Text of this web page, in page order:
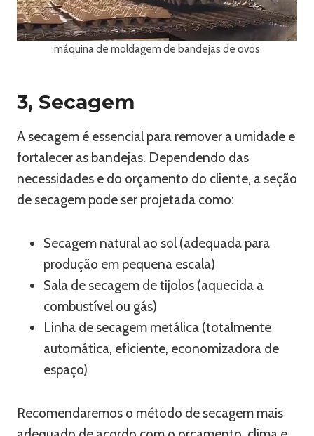
máquina de moldagem de bandejas de ovos
3, Secagem
A secagem é essencial para remover a umidade e
fortalecer as bandejas. Dependendo das
necessidades e do orçamento do cliente, a seção
de secagem pode ser projetada como:
Secagem natural ao sol (adequada para
produção em pequena escala)
Sala de secagem de tijolos (aquecida a
combustível ou gás)
Linha de secagem metálica (totalmente
automática, eficiente, economizadora de
espaço)
Recomendaremos o método de secagem mais